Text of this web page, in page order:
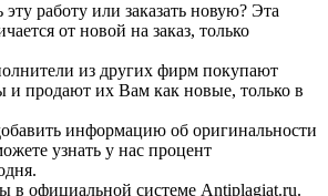
работу или заказать новую? Эта
от новой на заказ, только
из других фирм покупают
и продают их Вам как новые, только в
информацию об оригинальности
узнать у нас процент
в официальной системе Аntiplagiat.ru.